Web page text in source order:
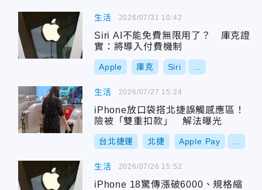
生活
Siri AI不能免費無限用了？ 庫克證
實：將導入付費機制
Apple 庫克 Siri
2026/07/31 10:42
生活
iPhone放口袋搭北捷誤觸感應區！
險被「雙重扣款」 解法曝光
台北捷運 北捷 Apple Pay
2026/07/27 15:24
生活
iPhone 18驚傳漲破6000、規格縮
2026/07/26 15:52